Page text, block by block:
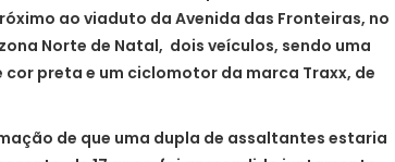
ao viaduto da Avenida das Fronteiras, no
Norte de Natal, dois veículos, sendo uma
cor preta e um ciclomotor da marca Traxx, de
de que uma dupla de assaltantes estaria